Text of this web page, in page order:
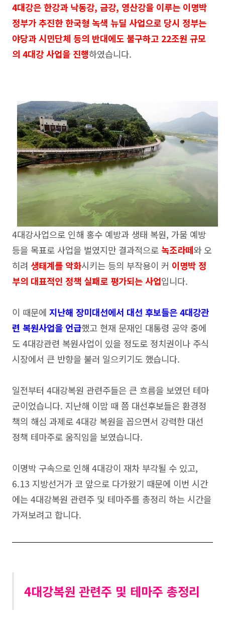
4대강은 한강과 낙동강, 금강, 영산강을 이루는 이명박
정부가 추진한 한국형 녹색 뉴딜 사업으로 당시 정부는
야당과 시민단체 등의 반대에도 불구하고 22조원 규모
의 4대강 사업을 진행하였습니다.
4대강사업으로 인해 홍수 예방과 생태 복원, 가뭄 예방
등을 목표로 사업을 벌였지만 결과적으로 녹조라떼와 오
히려 생태계를 악화시키는 등의 부작용이 커 이명박 정
부의 대표적인 정책 실패로 평가되는 사업입니다.
이 때문에 지난해 장미대선에서 대선 후보들은 4대강관
련 복원사업을 언급했고 현재 문재인 대통령 공약 중에
도 4대강관련 복원사업이 있을 정도로 정치권이나 주식
시장에서 큰 반향을 불러 일으키기도 했습니다.
일전부터 4대강복원 관련주들은 큰 흐름을 보였던 테마
군이었습니다. 지난해 이맘 때 쯤 대선후보들은 환경정
책의 해심 과제로 4대강 복원을 꼽으면서 강력한 대선
정책 테마주로 움직임을 보였습니다.
이명박 구속으로 인해 4대강이 재차 부각될 수 있고,
6.13 지방선거가 코 앞으로 다가왔기 때문에 이번 시간
에는 4대강복원 관련주 및 테마주를 총정리 하는 시간을
가져보려고 합니다.
4대강복원 관련주 및 테마주 총정리